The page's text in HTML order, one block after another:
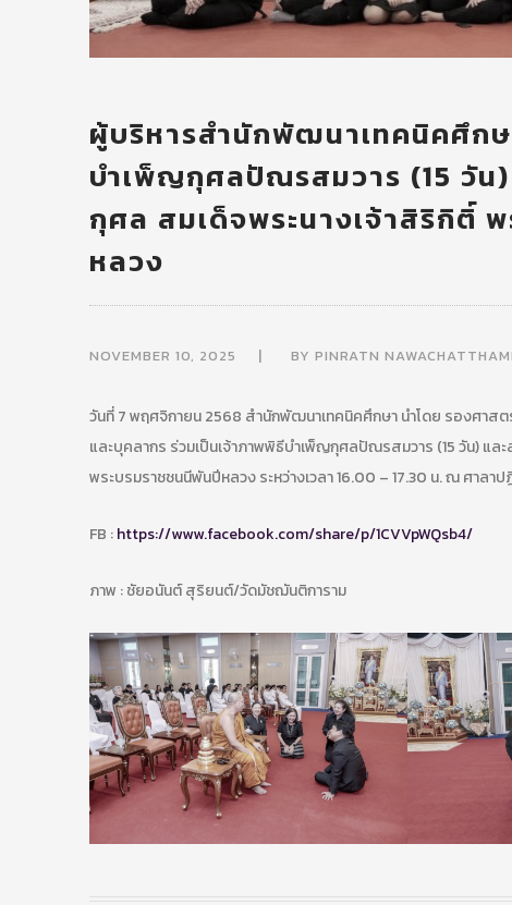
ผู้บริหารสำนักพัฒนาเทคนิคศึก
บำเพ็ญกุศลปัณรสมวาร (15 วัน
กุศล สมเด็จพระนางเจ้าสิริกิติ์
หลวง
NOVEMBER 10, 2025 BY PINRATN
วันที่ 7 พฤศจิกายน 2568 สำนักพัฒนาเทคนิคศึกษา นำโดย รองศา
และบุคลากร ร่วมเป็นเจ้าภาพพิธีบำเพ็ญกุศลปัณรสมวาร (15 วัน) แ
พระบรมราชชนนีพันปีหลวง ระหว่างเวลา 16.00 – 17.30 น. ณ ศาล
FB :https://www.facebook.com/share/p/1CVVpWQsb4/
ภาพ : ชัยอนันต์ สุริยนต์/วัดมัชฌันติการาม